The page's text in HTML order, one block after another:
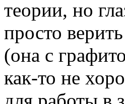
теории, но
просто
(она с
как-то не